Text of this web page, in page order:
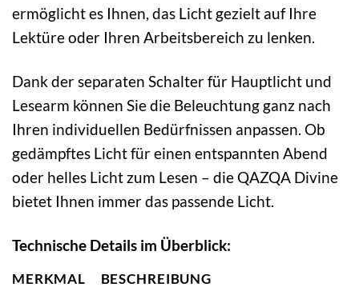
ermöglicht es Ihnen, das Licht gezielt auf Ihre
Lektüre oder Ihren Arbeitsbereich zu lenken.
Dank der separaten Schalter für Hauptlicht und
Lesearm können Sie die Beleuchtung ganz nach
Ihren individuellen Bedürfnissen anpassen. Ob
gedämpftes Licht für einen entspannten Abend
oder helles Licht zum Lesen – die QAZQA Divine
bietet Ihnen immer das passende Licht.
Technische Details im Überblick:
MERKMAL
BESCHREIBUNG